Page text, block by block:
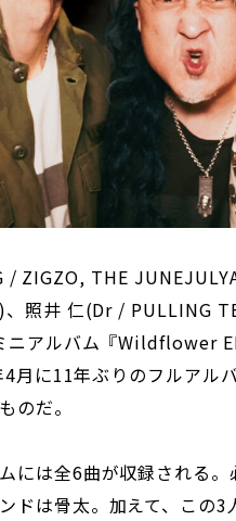
/ ZIGZO, THE
、照井 仁(Dr / PULLING
ニアルバム『Wildflower
4月に11年ぶりのフルア
のだ。
には全6曲が収録される
ドは骨太。加えて、この